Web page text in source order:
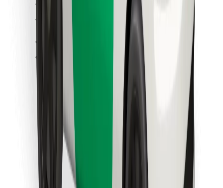
მიიღე მომსახურება რამდენიმე წუთში!
იპოვე შენი საყვარელი კერძები!
გადმოწერე Bolt Food